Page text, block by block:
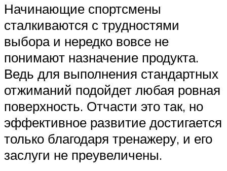
Начинающие спортсмены
сталкиваются с трудностями
выбора и нередко вовсе не
понимают назначение продукта.
Ведь для выполнения стандартных
отжиманий подойдет любая ровная
поверхность. Отчасти это так, но
эффективное развитие достигается
только благодаря тренажеру, и его
заслуги не преувеличены.